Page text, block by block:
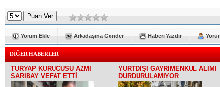
Yorum Ekle Arkadaşına Gönder Haberi Yazdır
DİĞER HABERLER
TURYAP KURUCUSU AZMİ
SARIBAY VEFAT ETTİ
YURTDIŞI GAYRİMENKUL ALIMI
DURDURULAMIYOR